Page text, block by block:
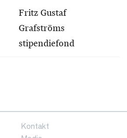
Fritz Gustaf
Grafströms
stipendiefond
Kontakt